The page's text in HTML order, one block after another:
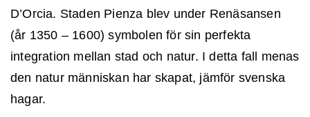
D’Orcia. Staden Pienza blev under Renäsansen
(år 1350 – 1600) symbolen för sin perfekta
integration mellan stad och natur. I detta fall menas
den natur människan har skapat, jämför svenska
hagar.